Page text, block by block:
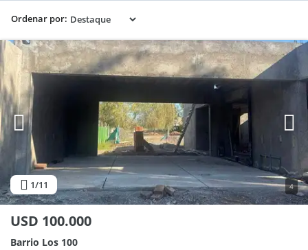
Ordenar por:
1/11 4
USD 100.000
Barrio Los 100